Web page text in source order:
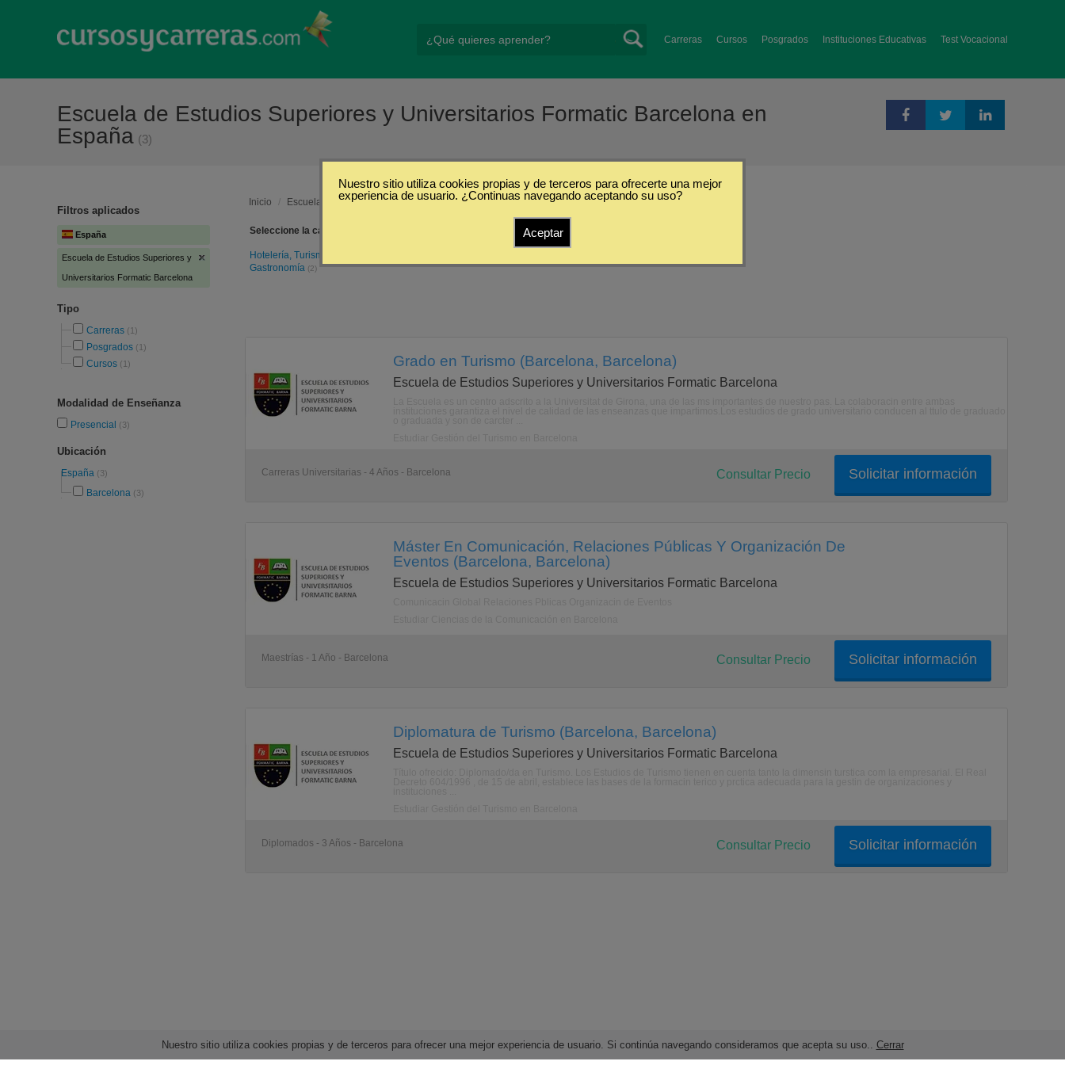
Nuestro sitio utiliza cookies propias y de terceros para ofrecer una mejor experiencia de usuario. Si continúa navegando consideramos que acepta su uso.. Cerrar
Carreras Cursos Posgrados Instituciones Educativas Test Vocacional
Escuela de Estudios Superiores y Universitarios Formatic Barcelona en
España (3)
Filtros aplicados
España
Escuela de Estudios Superiores y
Universitarios Formatic Barcelona
Tipo
Carreras (1)
Posgrados (1)
Cursos (1)
Modalidad de Enseñanza
Presencial (3)
Ubicación
España (3)
Barcelona (3)
Inicio / Escuela de Estudios Superiores y Universitarios Formatic Barcelona
Seleccione la categoría
Hotelería, Turismo y
Gastronomía (2)
Grado en Turismo (Barcelona, Barcelona)
Escuela de Estudios Superiores y Universitarios Formatic Barcelona
Carreras Universitarias - 4 Años - Barcelona Solicitar información
Consultar Precio
Máster En Comunicación, Relaciones Públicas Y Organización De
Eventos (Barcelona, Barcelona)
Escuela de Estudios Superiores y Universitarios Formatic Barcelona
Maestrías - 1 Año - Barcelona Solicitar información
Consultar Precio
Diplomatura de Turismo (Barcelona, Barcelona)
Escuela de Estudios Superiores y Universitarios Formatic Barcelona
Diplomados - 3 Años - Barcelona Solicitar información
Consultar Precio
Nuestro sitio utiliza cookies propias y de terceros para ofrecerte una mejor
experiencia de usuario. ¿Continuas navegando aceptando su uso?
Aceptar